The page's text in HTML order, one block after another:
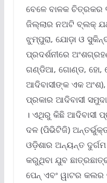
ବେଳେ ବାଳକ ଚିତ୍ରକର
ଜିଲ୍ଲାର ନଅଟି ବ୍ଲକ୍
ଝୁମ୍ପୁରା, ଯୋଡ଼ା ଓ
ପ୍ରଦର୍ଶନୀରେ
ଗଣ୍ଡିଆ, ଗୋଣ୍ଡ, ହୋ,
ଆଦିବାସୀଙ୍କ ଏକ
ପ୍ରକାର ଆଦିବାସୀ
। ଏଥିରୁ କିଛି ଆଦିବାସୀ
ଦଳ (ପିଭିଟିଜି)
ଓଡ଼ିଶାର ଅନ୍ୟନ୍ତ
କରୁଥିବା ଯୁବ
ପେନ୍ ଏବଂ ୱାଟର